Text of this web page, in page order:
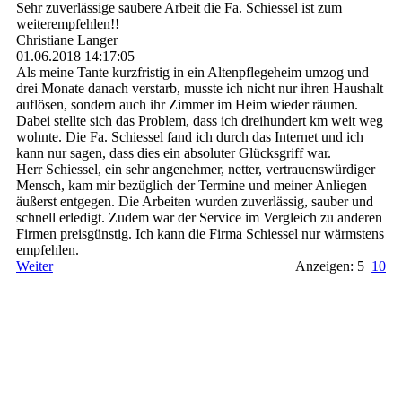
Sehr zuverlässige saubere Arbeit die Fa. Schiessel ist zum
weiterempfehlen!!
Christiane Langer
01.06.2018 14:17:05
Als meine Tante kurzfristig in ein Altenpflegeheim umzog und
drei Monate danach verstarb, musste ich nicht nur ihren Haushalt
auflösen, sondern auch ihr Zimmer im Heim wieder räumen.
Dabei stellte sich das Problem, dass ich dreihundert km weit weg
wohnte. Die Fa. Schiessel fand ich durch das Internet und ich
kann nur sagen, dass dies ein absoluter Glücksgriff war.
Herr Schiessel, ein sehr angenehmer, netter, vertrauenswürdiger
Mensch, kam mir bezüglich der Termine und meiner Anliegen
äußerst entgegen. Die Arbeiten wurden zuverlässig, sauber und
schnell erledigt. Zudem war der Service im Vergleich zu anderen
Firmen preisgünstig. Ich kann die Firma Schiessel nur wärmstens
empfehlen.
Weiter
Anzeigen: 5 10